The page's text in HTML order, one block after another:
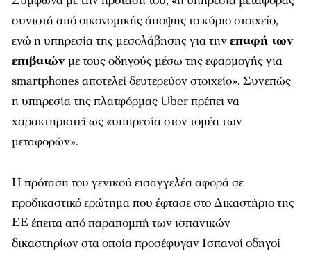
συνιστά από οικονομικής άποψης το κύριο στοιχείο,
ενώ η υπηρεσία της μεσολάβησης για τηνεπαφή των
επιβατώνμε τους οδηγούς μέσω της εφαρμογής για
smartphones αποτελεί δευτερεύον στοιχείο». Συνεπώς
η υπηρεσία της πλατφόρμας Uber πρέπει να
χαρακτηριστεί ως «υπηρεσία στον τομέα των
μεταφορών».
Η πρόταση του γενικού εισαγγελέα αφορά σε
προδικαστικό ερώτημα που έφτασε στο Δικαστήριο της
ΕΕ έπειτα από παραπομπή των ισπανικών
δικαστηρίων στα οποία προσέφυγαν Ισπανοί οδηγοί